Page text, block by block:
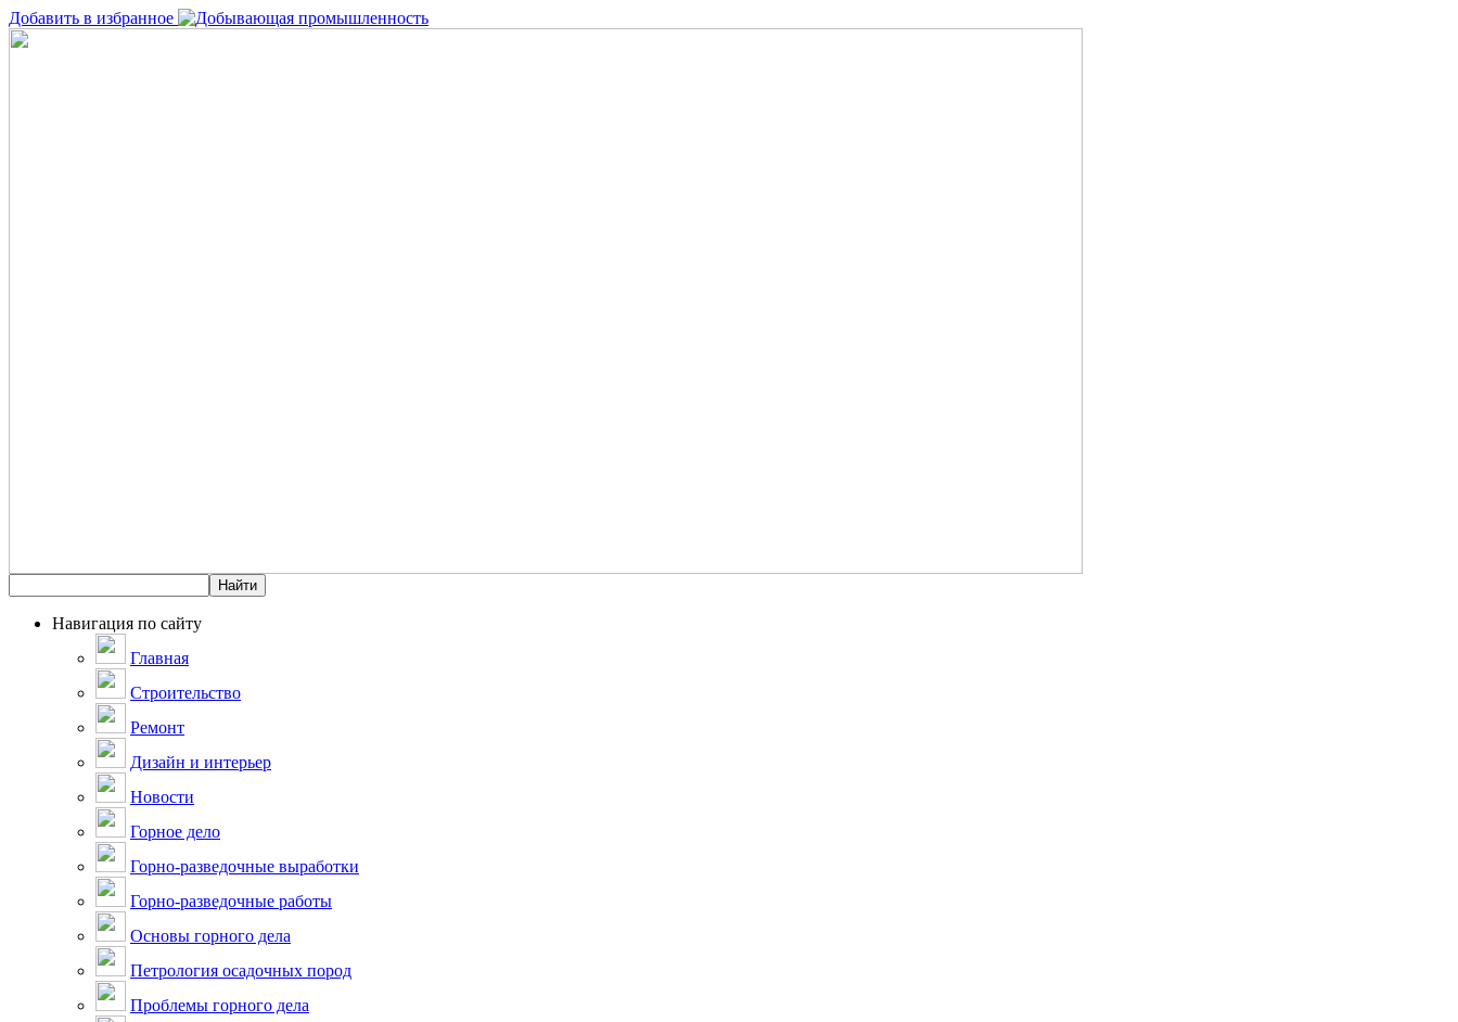
Добавить в избранное
Навигация по сайту
Главная
Строительство
Ремонт
Дизайн и интерьер
Новости
Горное дело
Горно-разведочные выработки
Горно-разведочные работы
Основы горного дела
Петрология осадочных пород
Проблемы горного дела